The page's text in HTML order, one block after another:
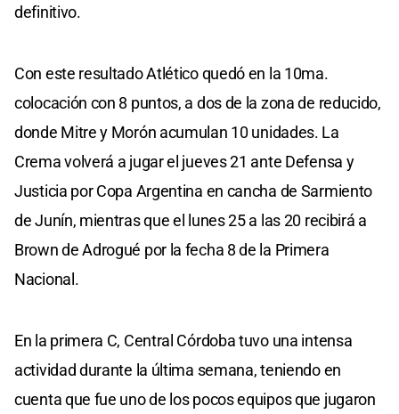
definitivo.
Con este resultado Atlético quedó en la 10ma.
colocación con 8 puntos, a dos de la zona de reducido,
donde Mitre y Morón acumulan 10 unidades. La
Crema volverá a jugar el jueves 21 ante Defensa y
Justicia por Copa Argentina en cancha de Sarmiento
de Junín, mientras que el lunes 25 a las 20 recibirá a
Brown de Adrogué por la fecha 8 de la Primera
Nacional.
En la primera C, Central Córdoba tuvo una intensa
actividad durante la última semana, teniendo en
cuenta que fue uno de los pocos equipos que jugaron